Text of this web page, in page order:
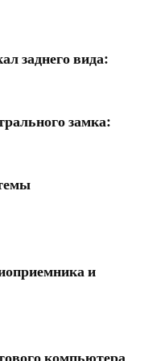
заднего вида:
замка:
и